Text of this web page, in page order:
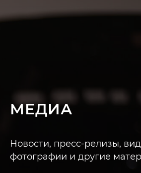
МЕДИА
Новости, пресс-релизы,
фотографии и другие